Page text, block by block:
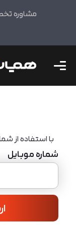
مشاوره
با استفاده از
شماره موبایل